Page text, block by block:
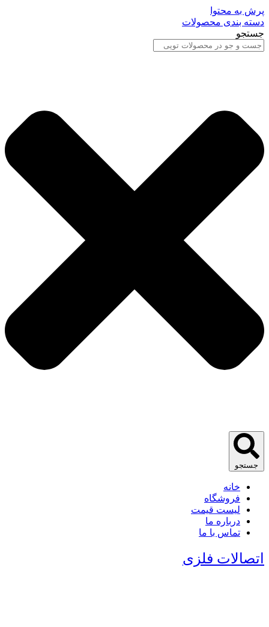
پرش به محتوا
دسته بندی محصولات
جستجو
جستجو
خانه
فروشگاه
لیست قیمت
درباره ما
تماس با ما
اتصالات فلزی